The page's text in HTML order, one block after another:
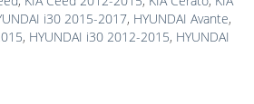
i30 2015-2017, HYUNDAI Avante,
, HYUNDAI i30 2012-2015, HYUNDAI